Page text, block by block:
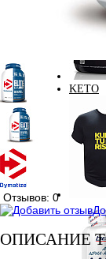
KETO
Отзывов: 0
ОПИСАНИЕ